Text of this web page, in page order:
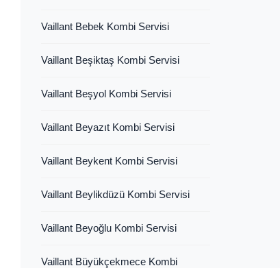
Vaillant Bebek Kombi Servisi
Vaillant Beşiktaş Kombi Servisi
Vaillant Beşyol Kombi Servisi
Vaillant Beyazıt Kombi Servisi
Vaillant Beykent Kombi Servisi
Vaillant Beylikdüzü Kombi Servisi
Vaillant Beyoğlu Kombi Servisi
Vaillant Büyükçekmece Kombi